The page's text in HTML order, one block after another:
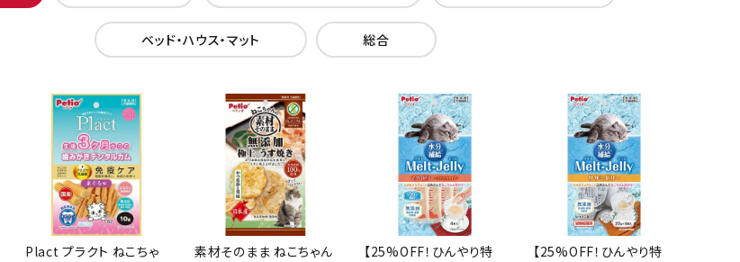
ベッド・ハウス・マット 総合
Plact プラクト ねこちゃ
素材そのまま ねこちゃん
【25%OFF！ひんやり特
【25%OFF！ひんやり特